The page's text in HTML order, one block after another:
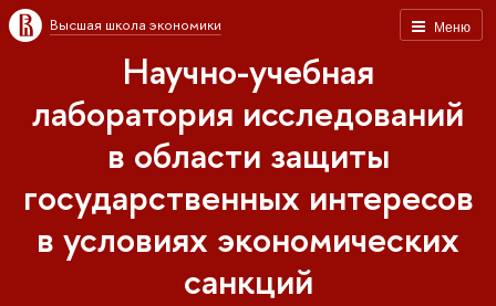
Меню
Высшая школа экономики
Научно-учебная
лаборатория исследований
в области защиты
государственных интересов
в условиях экономических
санкций